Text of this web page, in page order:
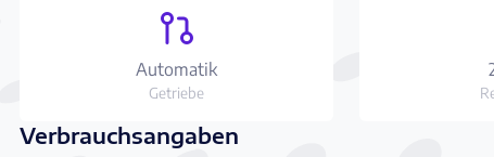
Automatik
Getriebe
Verbrauchsangaben